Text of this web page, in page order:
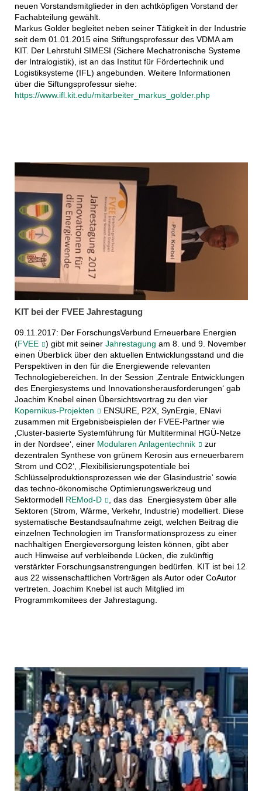
neuen Vorstandsmitglieder in den achtköpfigen Vorstand der
Fachabteilung gewählt.
Markus Golder begleitet neben seiner Tätigkeit in der Industrie
seit dem 01.01.2015 eine Stiftungsprofessur des VDMA am
KIT. Der Lehrstuhl SIMESI (Sichere Mechatronische Systeme
der Intralogistik), ist an das Institut für Fördertechnik und
Logistiksysteme (IFL) angebunden. Weitere Informationen
über die Siftungsprofessur siehe:
https://www.ifl.kit.edu/mitarbeiter_markus_golder.php
KIT bei der FVEE Jahrestagung
09.11.2017: Der ForschungsVerbund Erneuerbare Energien
(FVEE ) gibt mit seiner Jahrestagung am 8. und 9. November
einen Überblick über den aktuellen Entwicklungsstand und die
Perspektiven in den für die Energiewende relevanten
Technologiebereichen. In der Session ‚Zentrale Entwicklungen
des Energiesystems und Innovationsherausforderungen‘ gab
Joachim Knebel einen Übersichtsvortrag zu den vier
Kopernikus-Projekten
ENSURE, P2X, SynErgie, ENavi
zusammen mit Ergebnisbeispielen der FVEE-Partner wie
‚Cluster-basierte Systemführung für Multiterminal HGÜ-Netze
in der Nordsee‘, einer Modularen Anlagentechnik
zur
dezentralen Synthese von grünem Kerosin aus erneuerbarem
Strom und CO2‘, ‚Flexibilisierungspotentiale bei
Schlüsselproduktionsprozessen wie der Glasindustrie‘ sowie
das techno-ökonomische Optimierungswerkzeug und
Sektormodell REMod-D
, das das Energiesystem über alle
Sektoren (Strom, Wärme, Verkehr, Industrie) modelliert. Diese
systematische Bestandsaufnahme zeigt, welchen Beitrag die
einzelnen Technologien im Transformationsprozess zu einer
nachhaltigen Energieversorgung leisten können, gibt aber
auch Hinweise auf verbleibende Lücken, die zukünftig
verstärkter Forschungsanstrengungen bedürfen. KIT ist bei 12
aus 22 wissenschaftlichen Vorträgen als Autor oder CoAutor
vertreten. Joachim Knebel ist auch Mitglied im
Programmkomitees der Jahrestagung.